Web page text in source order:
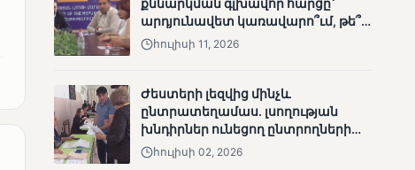
չլուծված խնդիրներով.
«Լուսաստղի»
դիտորդական
քննարկման գլխավոր հարցը՝
արդյունավետ կառավարո՞ւմ, թե՞
քաղաքական նպատակ
հուլիսի 11, 2026
Ժեստերի լեզվից մինչև
ընտրատեղամաս. լսողության
խնդիրներ ունեցող ընտրողների
ճանապարհը
հուլիսի 02, 2026